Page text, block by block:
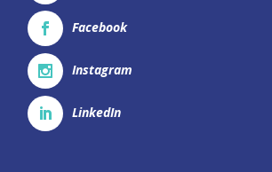
Facebook
Instagram
LinkedIn